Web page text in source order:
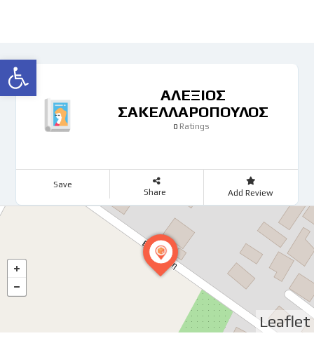
Ανοίξτε τη γραμμή εργαλείων
ΑΛΕΞΙΟΣ
ΣΑΚΕΛΛΑΡΟΠΟΥΛΟΣ
0Ratings
Save
Share Add Review
Leaflet